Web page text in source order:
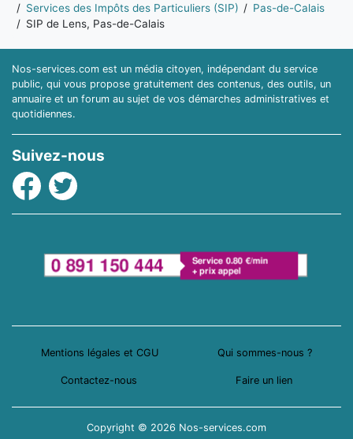
Services des Impôts des Particuliers (SIP)
Pas-de-Calais
SIP de Lens, Pas-de-Calais
Nos-services.com est un média citoyen, indépendant du service
public, qui vous propose gratuitement des contenus, des outils, un
annuaire et un forum au sujet de vos démarches administratives et
quotidiennes.
Suivez-nous
Facebook
Twitter
Mentions légales et CGU Qui sommes-nous ?
Contactez-nous Faire un lien
Copyright © 2026 Nos-services.com